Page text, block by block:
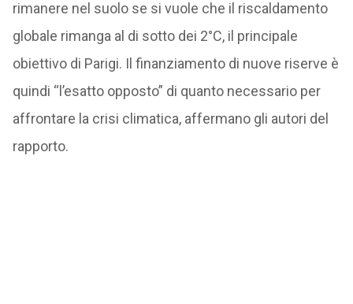
rimanere nel suolo se si vuole che il riscaldamento
globale rimanga al di sotto dei 2°C, il principale
obiettivo di Parigi. Il finanziamento di nuove riserve è
quindi “l’esatto opposto” di quanto necessario per
affrontare la crisi climatica, affermano gli autori del
rapporto.